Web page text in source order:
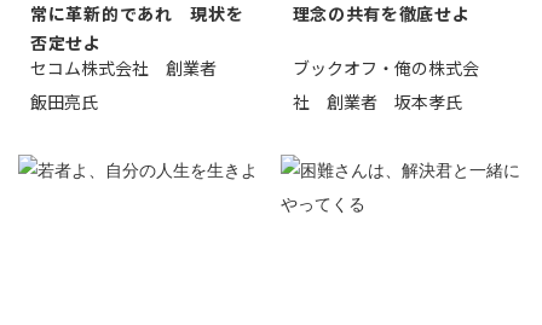
常に革新的であれ 現状を
否定せよ
セコム株式会社 創業者
飯田亮氏
理念の共有を徹底せよ
ブックオフ・俺の株式会
社 創業者 坂本孝氏